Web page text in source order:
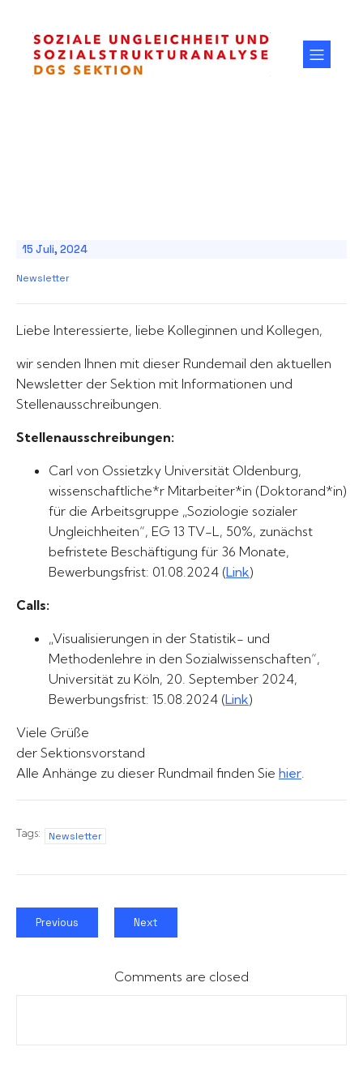
15 Juli, 2024
Newsletter
Liebe Interessierte, liebe Kolleginnen und Kollegen,
wir senden Ihnen mit dieser Rundemail den aktuellen
Newsletter der Sektion mit Informationen und
Stellenausschreibungen.
Stellenausschreibungen:
Carl von Ossietzky Universität Oldenburg,
wissenschaftliche*r Mitarbeiter*in (Doktorand*in)
für die Arbeitsgruppe „Soziologie sozialer
Ungleichheiten“, EG 13 TV-L, 50%, zunächst
befristete Beschäftigung für 36 Monate,
Bewerbungsfrist: 01.08.2024 (Link)
Calls:
„Visualisierungen in der Statistik- und
Methodenlehre in den Sozialwissenschaften“,
Universität zu Köln, 20. September 2024,
Bewerbungsfrist: 15.08.2024 (Link)
Viele Grüße
der Sektionsvorstand
Alle Anhänge zu dieser Rundmail finden Sie hier.
Tags: Newsletter
Previous Next
Comments are closed